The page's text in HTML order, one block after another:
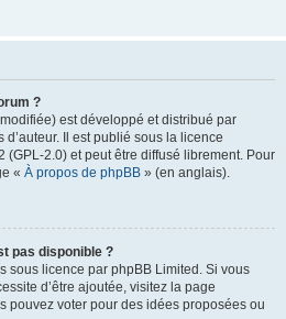
?
est développé et distribué par
d’auteur. Il est publié sous la licence
2.0) et peut être diffusé librement. Pour
« À propos de phpBB » (en anglais).
pas disponible ?
sous licence par phpBB Limited. Si vous
d’être ajoutée, visitez la page
pouvez voter pour des idées proposées ou